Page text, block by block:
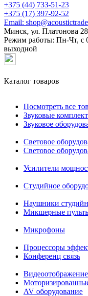
+375 (44) 733-51-23
+375 (17) 397-92-52
Email:
Минск, ул. Платонова 28
Режим работы: Пн-Чт, с
выходной
Каталог товаров
Посмотреть все
Звуковые
Звуковое
Световое
Cветовое
Усилители
Студийное
Наушники
Микшерные
Микрофоны
Процессоры
Конференц связь
Видеоотображение
AV оборудование